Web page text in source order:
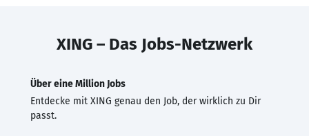
XING – Das Jobs-Netzwerk
Über eine Million Jobs
Entdecke mit XING genau den Job, der wirklich zu Dir
passt.